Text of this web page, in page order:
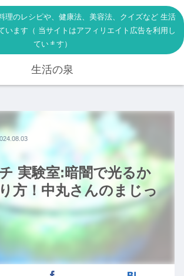
理のレシピや、健康法、美容法、クイズなど 生活
います（ 当サイトはアフィリエイト広告を利用し
ています）
生活の泉
実験室:暗闇で光るか
方！中丸さんのまじっ